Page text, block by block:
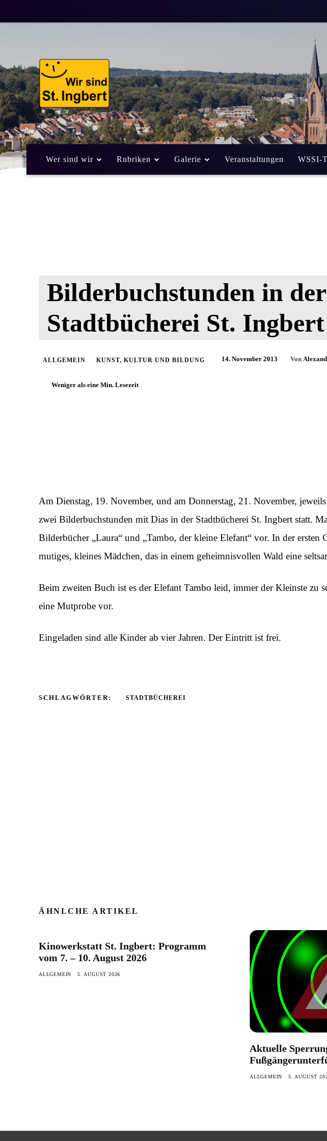
Wer sind wir Rubriken Galerie Veranstaltungen WSSI-
Bilderbuchstunden in der
Stadtbücherei St. Ingbert
ALLGEMEIN KUNST, KULTUR UND BILDUNG 14. November 2013 Von
Weniger als eine Min. Lesezeit
Am Dienstag, 19. November, und am Donnerstag, 21. November,
zwei Bilderbuchstunden mit Dias in der Stadtbücherei St. Ingbert statt.
Bilderbücher „Laura“ und „Tambo, der kleine Elefant“ vor. In der ersten
mutiges, kleines Mädchen, das in einem geheimnisvollen Wald eine
Beim zweiten Buch ist es der Elefant Tambo leid, immer der Kleinste zu
eine Mutprobe vor.
Eingeladen sind alle Kinder ab vier Jahren. Der Eintritt ist frei.
SCHLAGWÖRTER: STADTBÜCHEREI
ÄHNLCHE ARTIKEL
Kinowerkstatt St. Ingbert: Programm
vom 7. – 10. August 2026
ALLGEMEIN 5. AUGUST 2026
Aktuelle
ALLGEMEIN 5. AUGUST